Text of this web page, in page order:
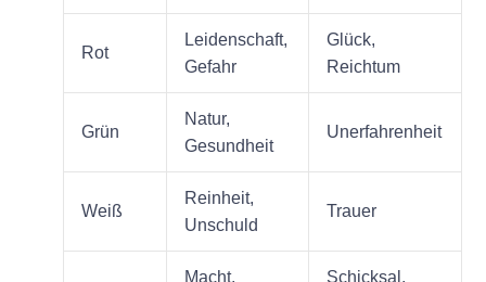
Rot
Leidenschaft,
Gefahr
Glück,
Reichtum
Grün
Natur,
Gesundheit
Unerfahrenheit
Weiß
Reinheit,
Unschuld
Trauer
Macht,
Schicksal,